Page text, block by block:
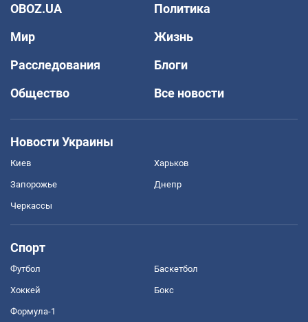
OBOZ.UA
Политика
Мир
Жизнь
Расследования
Блоги
Общество
Все новости
Новости Украины
Киев Харьков
Запорожье Днепр
Черкассы
Спорт
Футбол Баскетбол
Хоккей Бокс
Формула-1